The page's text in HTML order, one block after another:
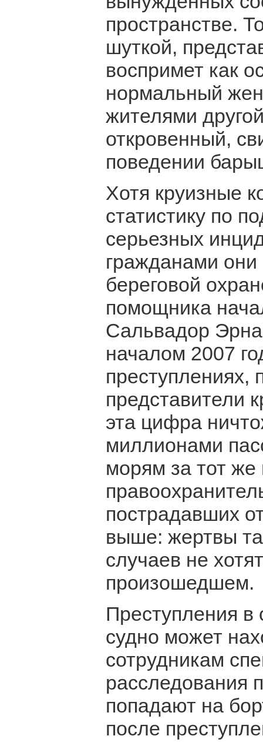
пространстве.
шуткой,
воспримет как
нормальный
жителями
откровенный,
поведении
Хотя круизные
статистику по
серьезных
гражданами
береговой
помощника
Сальвадор
началом 2007
представители
эта цифра
миллионами
морям за тот же
пострадавших
выше: жертвы
случаев не
произошедшем.
Преступления в
судно может
сотрудникам
расследования
попадают на
после